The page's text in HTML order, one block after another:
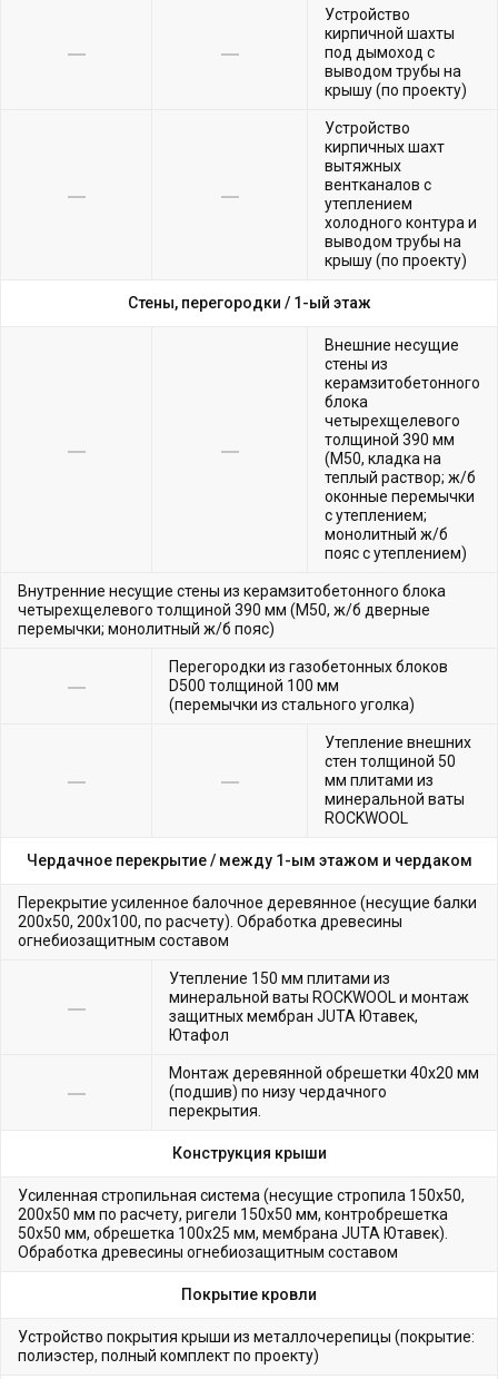
Устройство
кирпичной шахты
под дымоход с
выводом трубы на
крышу (по проекту)
Устройство
кирпичных шахт
вытяжных
вентканалов с
утеплением
холодного контура и
выводом трубы на
крышу (по проекту)
Стены, перегородки / 1-ый этаж
Внешние несущие
стены из
керамзитобетонного
блока
четырехщелевого
толщиной 390 мм
(М50, кладка на
теплый раствор; ж/б
оконные перемычки
с утеплением;
монолитный ж/б
пояс с утеплением)
Внутренние несущие стены из керамзитобетонного блока
четырехщелевого толщиной 390 мм (М50, ж/б дверные
перемычки; монолитный ж/б пояс)
Перегородки из газобетонных блоков
D500 толщиной 100 мм
(перемычки из стального уголка)
Утепление внешних
стен толщиной 50
мм плитами из
минеральной ваты
ROCKWOOL
Чердачное перекрытие / между 1-ым этажом и чердаком
Перекрытие усиленное балочное деревянное (несущие балки
200х50, 200х100, по расчету). Обработка древесины
огнебиозащитным составом
Утепление 150 мм плитами из
минеральной ваты ROCKWOOL и монтаж
защитных мембран JUTA Ютавек,
Ютафол
Монтаж деревянной обрешетки 40х20 мм
(подшив) по низу чердачного
перекрытия.
Конструкция крыши
Усиленная стропильная система (несущие стропила 150х50,
200х50 мм по расчету, ригели 150х50 мм, контробрешетка
50х50 мм, обрешетка 100х25 мм, мембрана JUTA Ютавек).
Обработка древесины огнебиозащитным составом
Покрытие кровли
Устройство покрытия крыши из металлочерепицы (покрытие:
полиэстер, полный комплект по проекту)